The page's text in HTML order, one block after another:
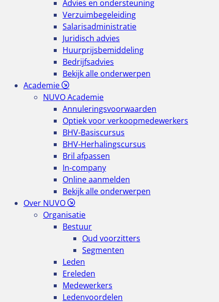
Advies en ondersteuning
Verzuimbegeleiding
Salarisadministratie
Juridisch advies
Huurprijsbemiddeling
Bedrijfsadvies
Bekijk alle onderwerpen
Academie
NUVO Academie
Annuleringsvoorwaarden
Optiek voor verkoopmedewerkers
BHV-Basiscursus
BHV-Herhalingscursus
Bril afpassen
In-company
Online aanmelden
Bekijk alle onderwerpen
Over NUVO
Organisatie
Bestuur
Oud voorzitters
Segmenten
Leden
Ereleden
Medewerkers
Ledenvoordelen